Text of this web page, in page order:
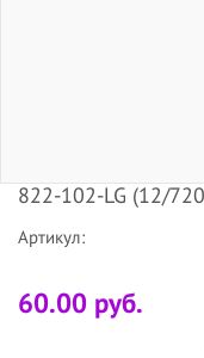
822-102-LG (12/
Артикул:
60.00 руб.